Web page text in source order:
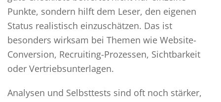
Punkte, sondern hilft dem Leser, den eigenen
Status realistisch einzuschätzen. Das ist
besonders wirksam bei Themen wie Website-
Conversion, Recruiting-Prozessen, Sichtbarkeit
oder Vertriebsunterlagen.
Analysen und Selbsttests sind oft noch stärker,